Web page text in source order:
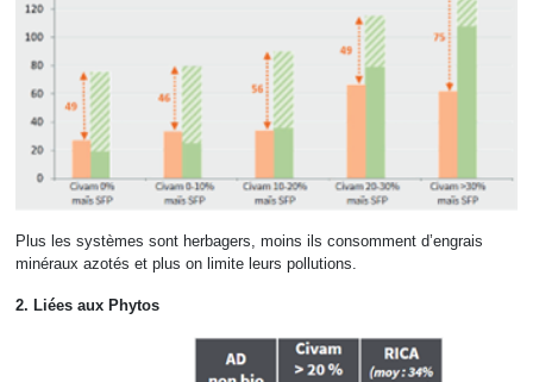
Plus les systèmes sont herbagers, moins ils consomment d’engrais
minéraux azotés et plus on limite leurs pollutions.
2. Liées aux Phytos